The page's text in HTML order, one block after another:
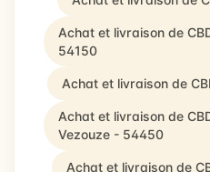
Achat et livraison de
54150
Achat et livraison de
Achat et livraison de
Vezouze - 54450
Achat et livraison de